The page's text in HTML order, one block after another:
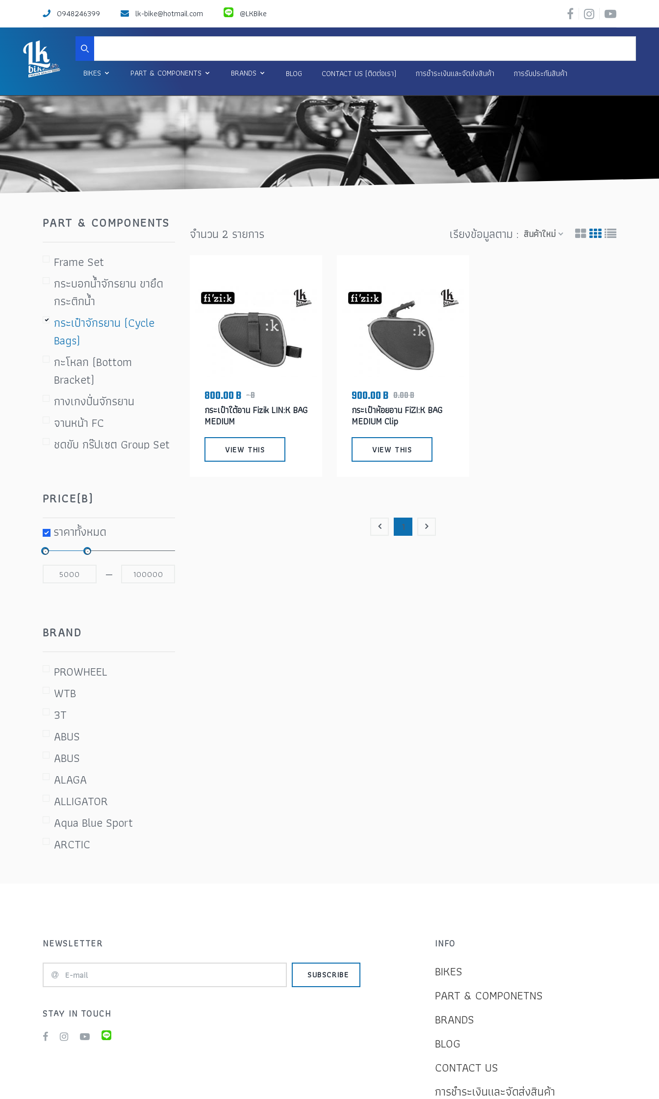
0948246399 lk-bike@hotmail.com @LKBike
Search
BIKES
PART & COMPONENTS BRANDS BLOG CONTACT US (ติดต่อเรา) การชำระเงินและจัดส่งสินค้า การรับประกันสินค้า
PART & COMPONENTS
Frame Set
กระบอกน้ำจักรยาน ขายึด
กระติกน้ำ
กระเป๋าจักรยาน (Cycle
Bags)
กะโหลก (Bottom
Bracket)
กางเกงปั่นจักรยาน
จานหน้า FC
ชุดขับ กรุ๊ปเซต Group Set
ตีนผี (Rear Detaileur)
ที่สูบลม อะไหล่สายสูบ
น้ำมันหยอดโซ่ จารบี ชุดป่ะ
ยาง ชุดซ่อม
ผ้าบับ ปลอกแขน ถุงเท้า
ถุงมือ สายสะท้อนแสง
ผ้าพันแฮนด์&ปลอกแฮนด์
(Grip&Bar Tape)
ผ้าเบรก แผ่นเบรก ยางเบรก
จักรยาน
รองเท้าปั่นจักรยาน
(Cycling Shoes)
สเปย คลายกล้ามเนื้อ ครีมชา
มัวร์ เจลให้พลังงาน
หมวกจักรยาน (Helmets)
Component )
อุปกรณ์จักรยาน (
PRICE(B)
ราคาทั้งหมด
—
BRAND
PROWHEEL
WTB
3T
ABUS
ABUS
ALAGA
ALLIGATOR
Aqua Blue Sport
ARCTIC
BETO
Bike Chains
BMC
Boni
จำนวน 2 รายการ เรียงข้อมูลตาม : สินค้าใหม่
800.00 B - B
กระเป๋าใต้อาน Fizik LIN:K BAG
MEDIUM
VIEW THIS
900.00 B 0.00 B
กระเป๋าห้อยอาน FiZI:K BAG
MEDIUM Clip
VIEW THIS
1
NEWSLETTER
SUBSCRIBE
STAY IN TOUCH
INFO
BIKES
PART & COMPONETNS
BRANDS
BLOG
CONTACT US
การชำระเงินและจัดส่งสินค้า